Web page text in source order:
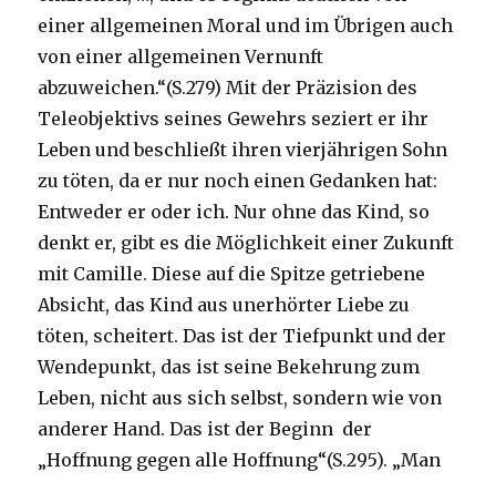
einer allgemeinen Moral und im Übrigen auch
von einer allgemeinen Vernunft
abzuweichen.“(S.279) Mit der Präzision des
Teleobjektivs seines Gewehrs seziert er ihr
Leben und beschließt ihren vierjährigen Sohn
zu töten, da er nur noch einen Gedanken hat:
Entweder er oder ich. Nur ohne das Kind, so
denkt er, gibt es die Möglichkeit einer Zukunft
mit Camille. Diese auf die Spitze getriebene
Absicht, das Kind aus unerhörter Liebe zu
töten, scheitert. Das ist der Tiefpunkt und der
Wendepunkt, das ist seine Bekehrung zum
Leben, nicht aus sich selbst, sondern wie von
anderer Hand. Das ist der Beginn der
„Hoffnung gegen alle Hoffnung“(S.295). „Man